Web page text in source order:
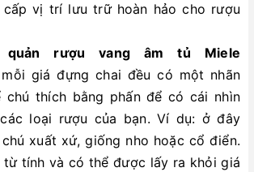
vị trí lưu trữ hoàn hảo cho rượu
quản rượu vang âm tủ Miele
giá đựng chai đều có một nhãn
chú thích bằng phấn để có cái nhìn
loại rượu của bạn. Ví dụ: ở đây
xuất xứ, giống nho hoặc cổ điển.
từ tính và có thể được lấy ra khỏi giá